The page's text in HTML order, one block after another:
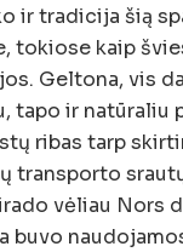
ir tradicija šią
tokiose kaip
Geltona, vis
tapo ir natūraliu
ribas tarp
transporto
vėliau Nors
buvo